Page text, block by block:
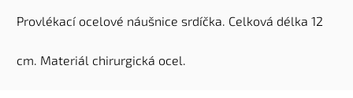
Provlékací ocelové náušnice srdíčka. Celková délka 12
cm. Materiál chirurgická ocel.